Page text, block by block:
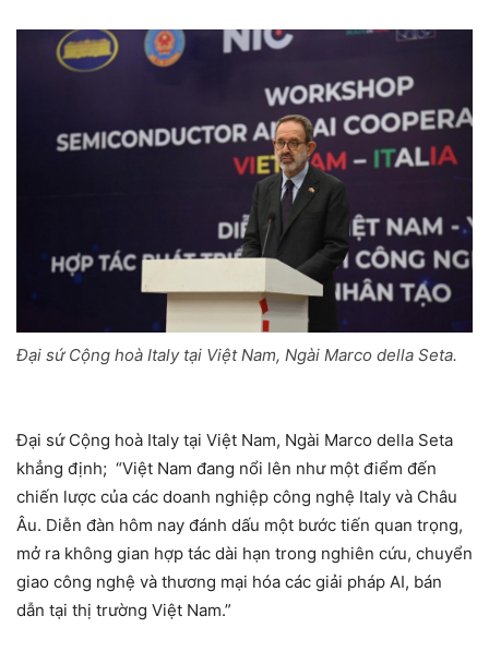
Đại sứ Cộng hoà Italy tại Việt Nam, Ngài Marco della Seta.
Đại sứ Cộng hoà Italy tại Việt Nam, Ngài Marco della Seta
khẳng định; “Việt Nam đang nổi lên như một điểm đến
chiến lược của các doanh nghiệp công nghệ Italy và Châu
Âu. Diễn đàn hôm nay đánh dấu một bước tiến quan trọng,
mở ra không gian hợp tác dài hạn trong nghiên cứu, chuyển
giao công nghệ và thương mại hóa các giải pháp AI, bán
dẫn tại thị trường Việt Nam.”